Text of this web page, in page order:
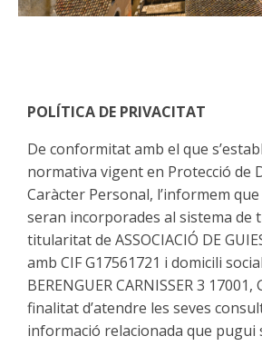
POLÍTICA DE PRIVACITAT
De conformitat amb el que
normativa vigent en Protecció de
Caràcter Personal, l’informem
seran incorporades al sistema de
titularitat de ASSOCIACIÓ DE
amb CIF G17561721 i domicili
BERENGUER CARNISSER 3
finalitat d’atendre les seves
informació relacionada que pugui